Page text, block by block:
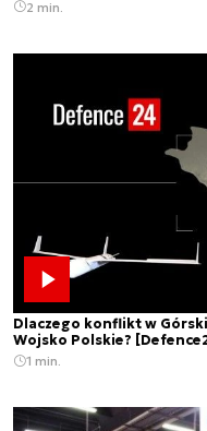
2 min.
Dlaczego konflikt w
Wojsko Polskie?
1 min.